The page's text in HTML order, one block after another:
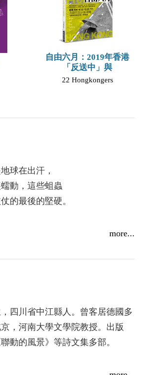
自由六月：2019年香港
「反送中」與
22 Hongkongers
球在出汗，
動，這些蛆蟲
的最後的堅硬。
換。
汗液
自我控制中間，
不僅僅是忍受。
more...
四川省中江縣人。曾客居德國多
，河南大學文學院教授。出版
動的風景》等詩文集多部。